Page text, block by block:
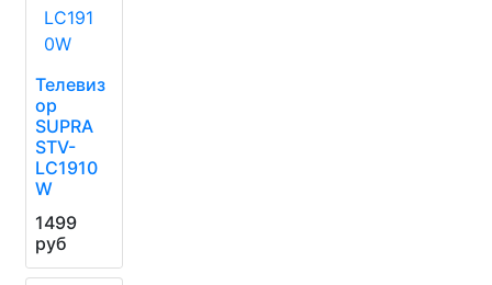
Телевиз
ор
SUPRA
STV-
LC1910
W
1499
руб